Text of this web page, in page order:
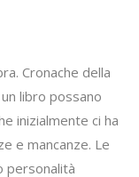
Cronache della
libro possano
inizialmente ci ha
e mancanze. Le
personalità